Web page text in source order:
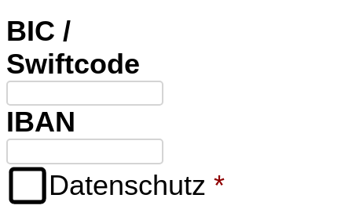
BIC /
Swiftcode
IBAN
Datenschutz *